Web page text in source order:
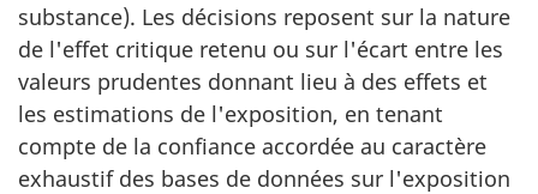
substance). Les décisions reposent sur la nature
de l'effet critique retenu ou sur l'écart entre les
valeurs prudentes donnant lieu à des effets et
les estimations de l'exposition, en tenant
compte de la confiance accordée au caractère
exhaustif des bases de données sur l'exposition